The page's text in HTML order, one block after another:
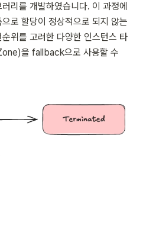
리를 개발하였습니다. 이 과정에
로 할당이 정상적으로 되지 않는
위를 고려한 다양한 인스턴스 타
을 fallback으로 사용할 수